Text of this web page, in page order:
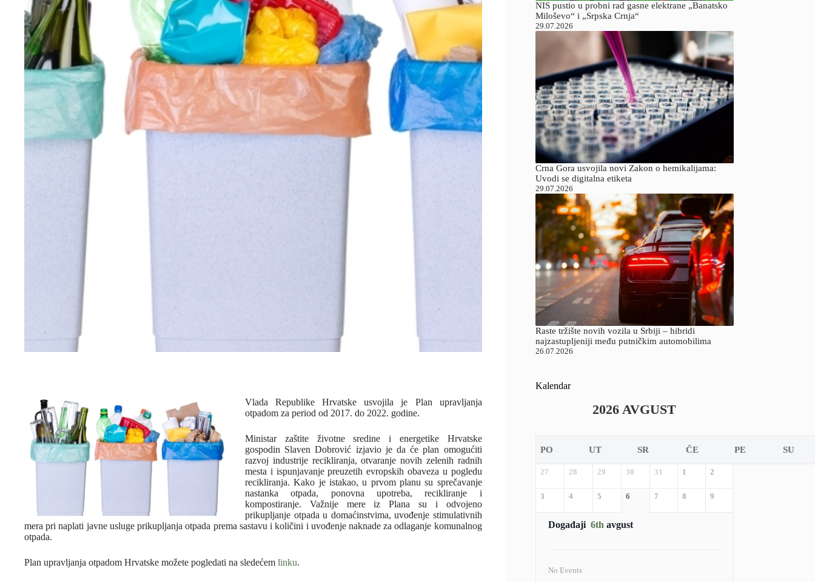
Vlada Republike Hrvatske usvojila je Plan upravljanja
otpadom za period od 2017. do 2022. godine.
Ministar zaštite životne sredine i energetike Hrvatske
gospodin Slaven Dobrović izjavio je da će plan omogućiti
razvoj industrije recikliranja, otvaranje novih zelenih radnih
mesta i ispunjavanje preuzetih evropskih obaveza u pogledu
recikliranja. Kako je istakao, u prvom planu su sprečavanje
nastanka otpada, ponovna upotreba, recikliranje i
kompostiranje. Važnije mere iz Plana su i odvojeno
prikupljanje otpada u domaćinstvima, uvođenje stimulativnih
mera pri naplati javne usluge prikupljanja otpada prema sastavu i količini i uvođenje naknade za odlaganje komunalnog
otpada.
Plan upravljanja otpadom Hrvatske možete pogledati na sledećem linku.
NIS pustio u probni rad gasne elektrane „Banatsko
Miloševo“ i „Srpska Crnja“
29.07.2026
Crna Gora usvojila novi Zakon o hemikalijama:
Uvodi se digitalna etiketa
29.07.2026
Raste tržište novih vozila u Srbiji – hibridi
najzastupljeniji među putničkim automobilima
26.07.2026
Kalendar
2026 AVGUST
PO UT SR ČE PE SU
27 28 29 30 31 1 2
3 4 5 6 7 8 9
Događaji 6th avgust
No Events